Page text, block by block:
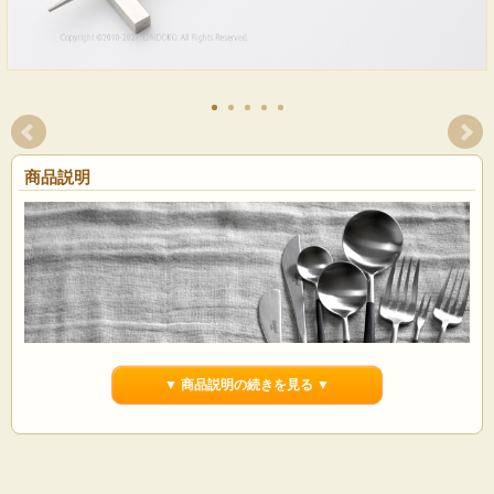
商品説明
▼ 商品説明の続きを見る ▼